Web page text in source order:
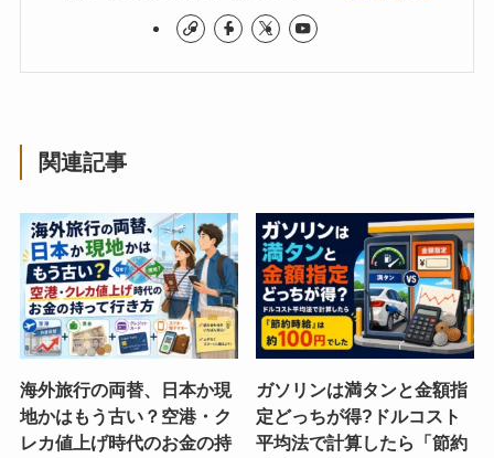
関連記事
海外旅行の両替、日本か現
地かはもう古い？空港・ク
レカ値上げ時代のお金の持
ガソリンは満タンと金額指
定どっちが得?ドルコスト
平均法で計算したら「節約